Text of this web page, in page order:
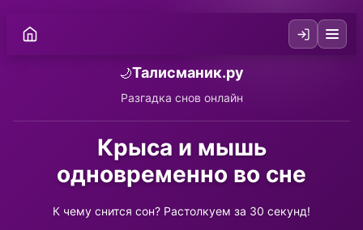
🌙Талисманик.ру
Разгадка снов онлайн
Крыса и мышь
одновременно во сне
К чему снится сон? Растолкуем за 30 секунд!